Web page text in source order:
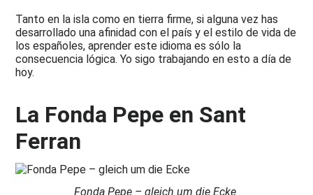
Tanto en la isla como en tierra firme, si alguna vez has
desarrollado una afinidad con el país y el estilo de vida de
los españoles, aprender este idioma es sólo la
consecuencia lógica. Yo sigo trabajando en esto a día de
hoy.
La Fonda Pepe en Sant
Ferran
Fonda Pepe – gleich um die Ecke